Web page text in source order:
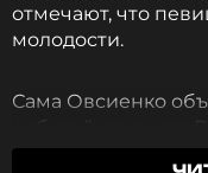
отмечают, что
молодости.
Сама Овсиенко
работой стилиста
знакомые